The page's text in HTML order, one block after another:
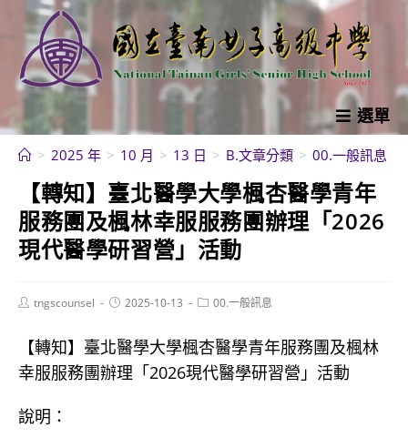
內
選單
> 2025 年 > 10 月 > 13 日 > B.文章分類 > 00.一般訊息
【轉知】臺北醫學大學楓杏醫學青年
服務團及楓林幸服服務團辦理「2026
現代醫學研習營」活動
Posttngscounsel
Post2025-10-13
Post00.一般訊息
【轉知】臺北醫學大學楓杏醫學青年服務團及楓林
幸服服務團辦理「2026現代醫學研習營」活動
說明：